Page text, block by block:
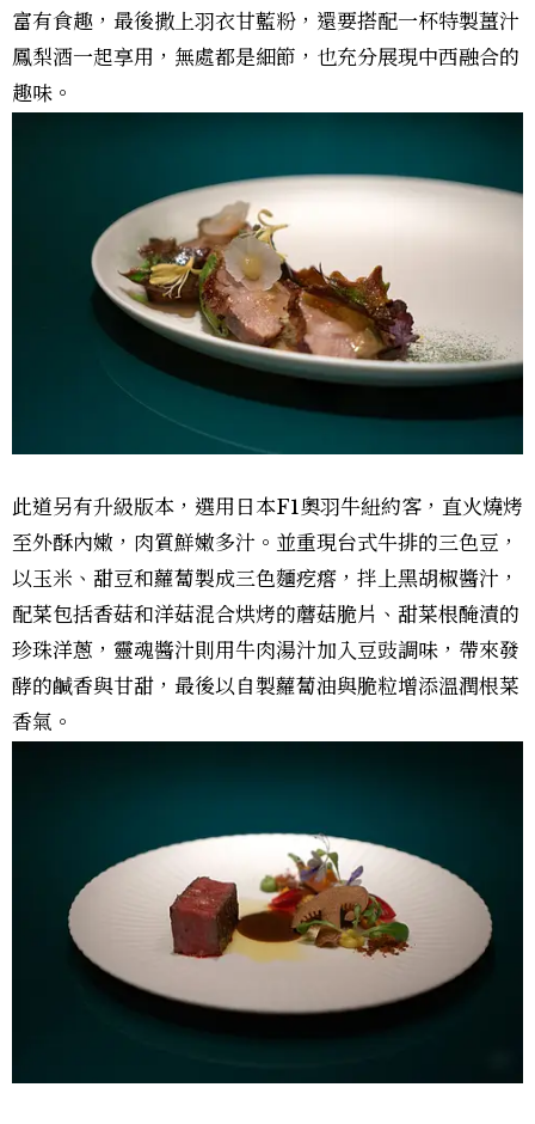
富有食趣，最後撒上羽衣甘藍粉，還要搭配一杯特製薑汁
鳳梨酒一起享用，無處都是細節，也充分展現中西融合的
趣味。
此道另有升級版本，選用日本F1奧羽牛紐約客，直火燒烤
至外酥內嫩，肉質鮮嫩多汁。並重現台式牛排的三色豆，
以玉米、甜豆和蘿蔔製成三色麵疙瘩，拌上黑胡椒醬汁，
配菜包括香菇和洋菇混合烘烤的蘑菇脆片、甜菜根醃漬的
珍珠洋蔥，靈魂醬汁則用牛肉湯汁加入豆豉調味，帶來發
酵的鹹香與甘甜，最後以自製蘿蔔油與脆粒增添溫潤根菜
香氣。